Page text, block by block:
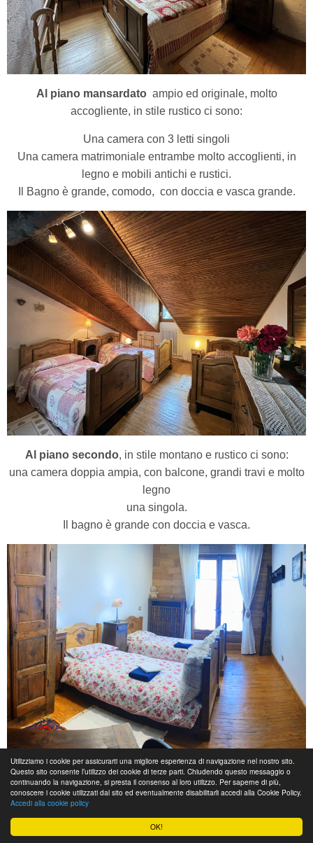
OK!
Utilizziamo i cookie per assicurarti una migliore esperienza di navigazione nel nostro sito.
Questo sito consente l’utilizzo dei cookie di terze parti. Chiudendo questo messaggio o
continuando la navigazione, si presta il consenso al loro utilizzo. Per saperne di più,
conoscere i cookie utilizzati dal sito ed eventualmente disabilitarli accedi alla Cookie Policy.
Accedi alla cookie policy
Al piano mansardato ampio ed originale, molto
accogliente, in stile rustico ci sono:
Una camera con 3 letti singoli
Una camera matrimoniale entrambe molto accoglienti, in
legno e mobili antichi e rustici.
Il Bagno è grande, comodo, con doccia e vasca grande.
Al piano secondo, in stile montano e rustico ci sono:
una camera doppia ampia, con balcone, grandi travi e molto
legno
una singola.
Il bagno è grande con doccia e vasca.
Al piano secondo, in stile montano e rustico ci sono:
una camera doppia ampia, con balcone, grandi travi e molto
legno